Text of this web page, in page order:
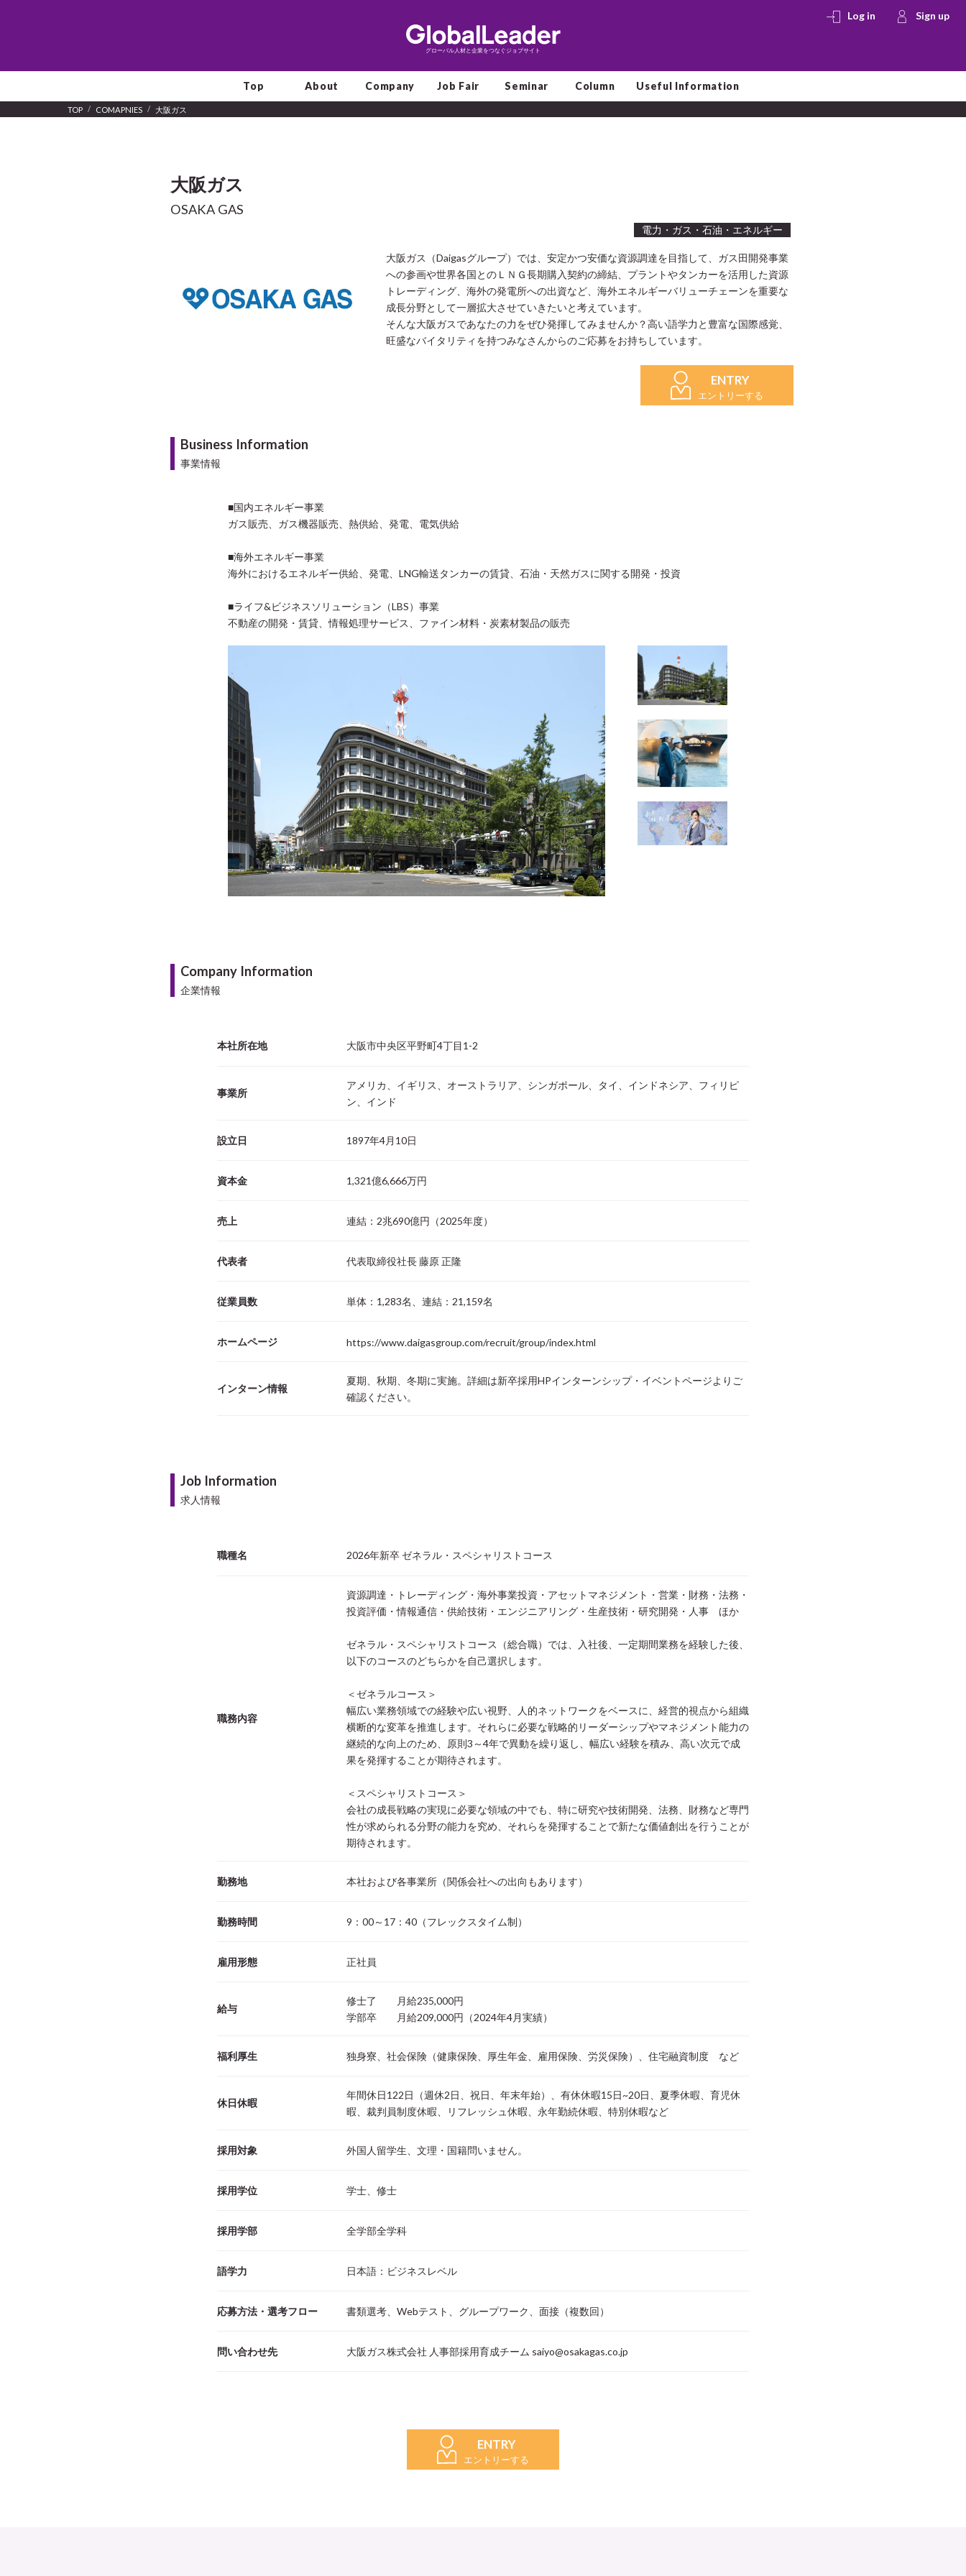
グローバル人材と企業をつなぐジョブサイト
Log in Sign up
Top About Company Job Fair Seminar Column Useful Information
TOP COMAPNIES 大阪ガス
大阪ガス
OSAKA GAS
電力・ガス・石油・エネルギー
大阪ガス（Daigasグループ）では、安定かつ安価な資源調達を目指して、ガス田開発事業
への参画や世界各国とのＬＮＧ長期購入契約の締結、プラントやタンカーを活用した資源
トレーディング、海外の発電所への出資など、海外エネルギーバリューチェーンを重要な
成長分野として一層拡大させていきたいと考えています。
そんな大阪ガスであなたの力をぜひ発揮してみませんか？高い語学力と豊富な国際感覚、
旺盛なバイタリティを持つみなさんからのご応募をお持ちしています。
ENTRY
エントリーする
Business Information
事業情報
■国内エネルギー事業
ガス販売、ガス機器販売、熱供給、発電、電気供給
■海外エネルギー事業
海外におけるエネルギー供給、発電、LNG輸送タンカーの賃貸、石油・天然ガスに関する開発・投資
■ライフ&ビジネスソリューション（LBS）事業
不動産の開発・賃貸、情報処理サービス、ファイン材料・炭素材製品の販売
Company Information
企業情報
本社所在地 大阪市中央区平野町4丁目1-2
事業所
アメリカ、イギリス、オーストラリア、シンガポール、タイ、インドネシア、フィリピ
ン、インド
設立日 1897年4月10日
資本金 1,321億6,666万円
売上 連結：2兆690億円（2025年度）
代表者 代表取締役社長 藤原 正隆
従業員数 単体：1,283名、連結：21,159名
ホームページ https://www.daigasgroup.com/recruit/group/index.html
インターン情報
夏期、秋期、冬期に実施。詳細は新卒採用HPインターンシップ・イベントページよりご
確認ください。
Job Information
求人情報
職種名 2026年新卒 ゼネラル・スペシャリストコース
職務内容
資源調達・トレーディング・海外事業投資・アセットマネジメント・営業・財務・法務・
投資評価・情報通信・供給技術・エンジニアリング・生産技術・研究開発・人事 ほか
ゼネラル・スペシャリストコース（総合職）では、入社後、一定期間業務を経験した後、
以下のコースのどちらかを自己選択します。
＜ゼネラルコース＞
幅広い業務領域での経験や広い視野、人的ネットワークをベースに、経営的視点から組織
横断的な変革を推進します。それらに必要な戦略的リーダーシップやマネジメント能力の
継続的な向上のため、原則3～4年で異動を繰り返し、幅広い経験を積み、高い次元で成
果を発揮することが期待されます。
＜スペシャリストコース＞
会社の成長戦略の実現に必要な領域の中でも、特に研究や技術開発、法務、財務など専門
性が求められる分野の能力を究め、それらを発揮することで新たな価値創出を行うことが
期待されます。
勤務地 本社および各事業所（関係会社への出向もあります）
勤務時間 9：00～17：40（フレックスタイム制）
雇用形態 正社員
給与
修士了 月給235,000円
学部卒 月給209,000円（2024年4月実績）
福利厚生 独身寮、社会保険（健康保険、厚生年金、雇用保険、労災保険）、住宅融資制度 など
休日休暇
年間休日122日（週休2日、祝日、年末年始）、有休休暇15日~20日、夏季休暇、育児休
暇、裁判員制度休暇、リフレッシュ休暇、永年勤続休暇、特別休暇など
採用対象 外国人留学生、文理・国籍問いません。
採用学位 学士、修士
採用学部 全学部全学科
語学力 日本語：ビジネスレベル
応募方法・選考フロー 書類選考、Webテスト、グループワーク、面接（複数回）
問い合わせ先 大阪ガス株式会社 人事部採用育成チーム saiyo@osakagas.co.jp
ENTRY
エントリーする